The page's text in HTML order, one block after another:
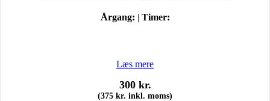
Årgang: | Timer:
Læs mere
300 kr.
(375 kr. inkl. moms)